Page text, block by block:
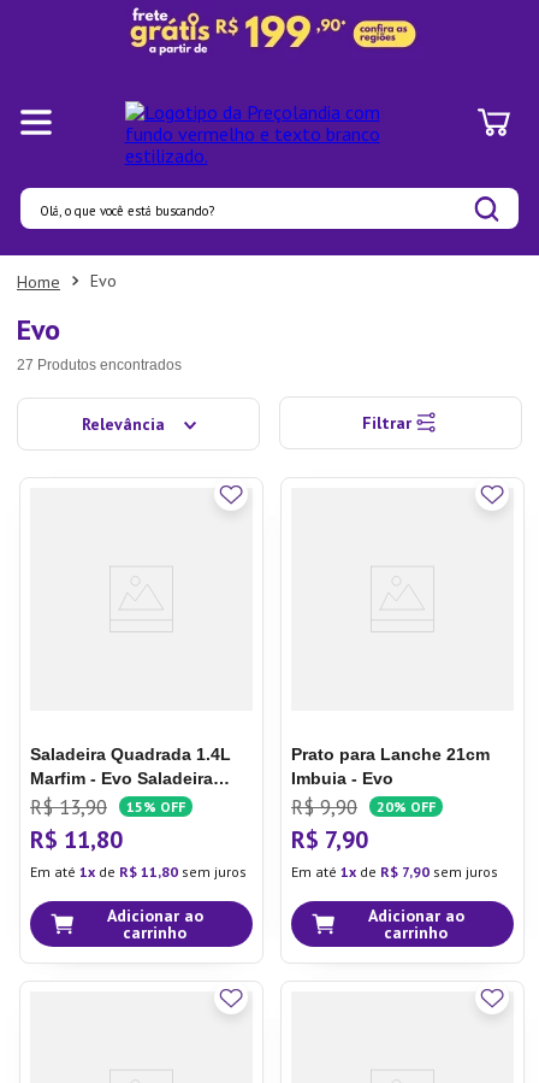
Olá, o que você está buscando?
Evo
Evo
27 Produtos
Relevância Filtrar
Saladeira Quadrada 1.4L
Marfim - Evo Saladeira
Quadrada 1,4l Marfim - Evo
R$ 13,90 15% OFF
R$ 11,80
Em até 1 de R$ 11,80 sem juros
Adicionar ao
carrinho
Prato para Lanche 21cm
Imbuia - Evo
R$ 9,90 20% OFF
R$ 7,90
Em até 1 de R$ 7,90 sem juros
Adicionar ao
carrinho
Termos mais buscados
3º
Organizadores
Bambu
5º
Prato
Copo
Aparelho Jantar